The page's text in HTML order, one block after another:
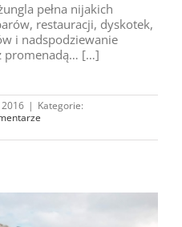
pełna nijakich
restauracji, dyskotek,
i nadspodziewanie
promenadą… […]
| Kategorie: